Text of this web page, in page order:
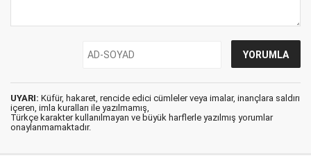
UYARI: Küfür, hakaret, rencide edici cümleler veya imalar, inançlara saldırı
içeren, imla kuralları ile yazılmamış,
Türkçe karakter kullanılmayan ve büyük harflerle yazılmış yorumlar
onaylanmamaktadır.